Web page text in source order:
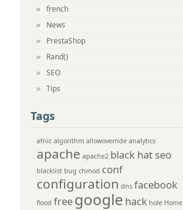
french
News
PrestaShop
Rand()
SEO
Tips
Tags
afnic algorithm allowoverride analytics
apache apache2 black hat seo
blacklist bug chmod conf
configuration dns facebook
flood freegoogle hack hole Home